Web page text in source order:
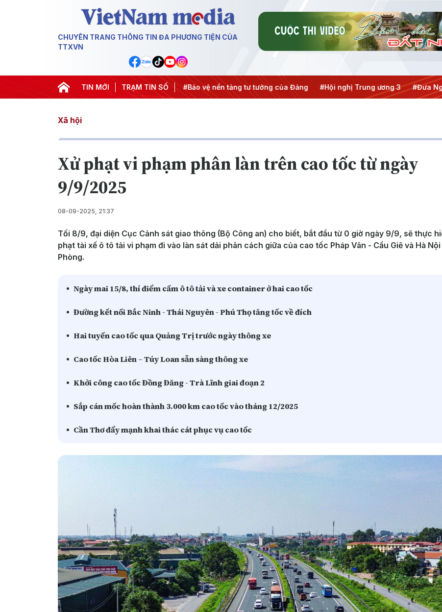
CHUYÊN TRANG THÔNG TIN ĐA PHƯƠNG TIỆN CỦA
TTXVN
TIN MỚI TRẠM TIN SỐ
thẳng Trung Đông #An ninh năng lượng #Bảo vệ nền tảng tư tưởng của Đảng #Hội nghị Trung ương 3 #Đưa
Xã hội
Xử phạt vi phạm phân làn trên cao tốc từ ngày
9/9/2025
08-09-2025, 21:37
Tối 8/9, đại diện Cục Cảnh sát giao thông (Bộ Công an) cho biết, bắt đầu từ 0 giờ ngày 9/9, sẽ thực
phạt tài xế ô tô tải vi phạm đi vào làn sát dải phân cách giữa của cao tốc Pháp Vân - Cầu Giẽ và Hà Nội
Phòng.
Ngày mai 15/8, thí điểm cấm ô tô tải và xe container ở hai cao tốc
Đường kết nối Bắc Ninh - Thái Nguyên - Phú Thọ tăng tốc về đích
Hai tuyến cao tốc qua Quảng Trị trước ngày thông xe
Cao tốc Hòa Liên – Túy Loan sẵn sàng thông xe
Khởi công cao tốc Đồng Đăng - Trà Lĩnh giai đoạn 2
Sắp cán mốc hoàn thành 3.000 km cao tốc vào tháng 12/2025
Cần Thơ đẩy mạnh khai thác cát phục vụ cao tốc